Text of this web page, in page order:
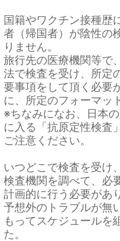
国籍やワクチン接種歴
者（帰国者）が陰性の
りません。
旅行先の医療機関等で
法で検査を受け、所定
要事項をして頂く必要
に、所定のフォーマッ
※ちなみになお、日本
に入る「抗原定性検査
ご注意ください。
いつどこで検査を受け
検査機関を調べて、必
計画的に行う必要があ
予想外のトラブルが無
もってスケジュールを
た。